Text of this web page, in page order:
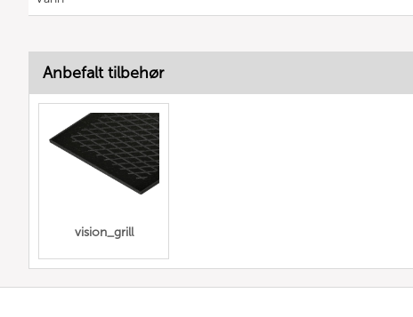
Anbefalt tilbehør
vision_grill